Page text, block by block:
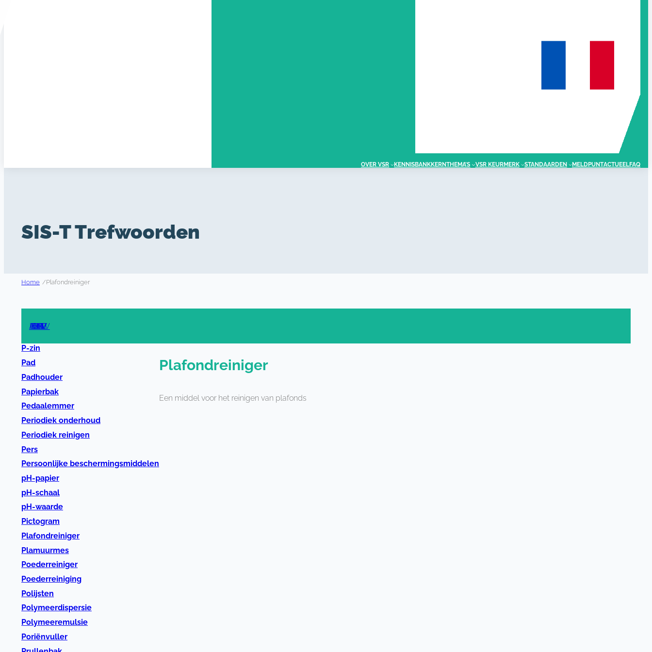
OVER VSR KENNISBANKKERNTHEMA’S VSR KEURMERK STANDAARDEN MELDPUNTACTUEELFAQ
SIS-T Trefwoorden
Home /Plafondreiniger
A
B
C
D
E
F
G
H
IJ
K
L
M
N
O
P
R
S
T
U
V
W
Z
P-zin
Pad
Padhouder
Papierbak
Pedaalemmer
Periodiek onderhoud
Periodiek reinigen
Pers
Persoonlijke beschermingsmiddelen
pH-papier
pH-schaal
pH-waarde
Pictogram
Plafondreiniger
Plamuurmes
Poederreiniger
Poederreiniging
Polijsten
Polymeerdispersie
Polymeeremulsie
Poriënvuller
Plafondreiniger
Een middel voor het reinigen van plafonds